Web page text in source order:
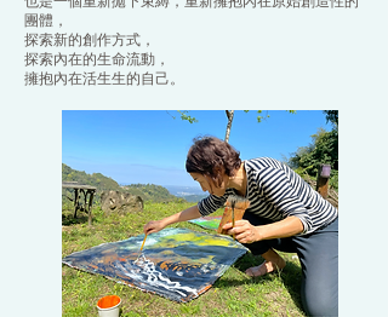
團體，
探索新的創作方式，
探索內在的生命流動，
擁抱內在活生生的自己。